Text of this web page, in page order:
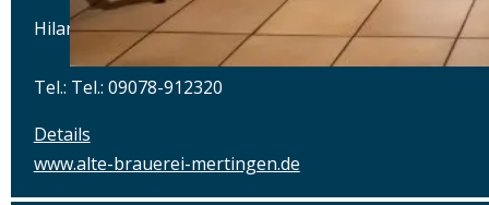
Hilaria-Lechner-Straße 21, 86690 Mertingen
Tel.: Tel.: 09078-912320
Details
www.alte-brauerei-mertingen.de